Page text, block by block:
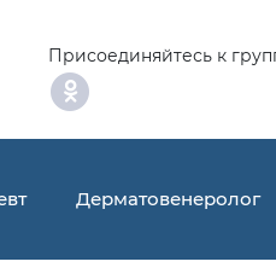
Присоединяйтесь к
Дерматовенеролог